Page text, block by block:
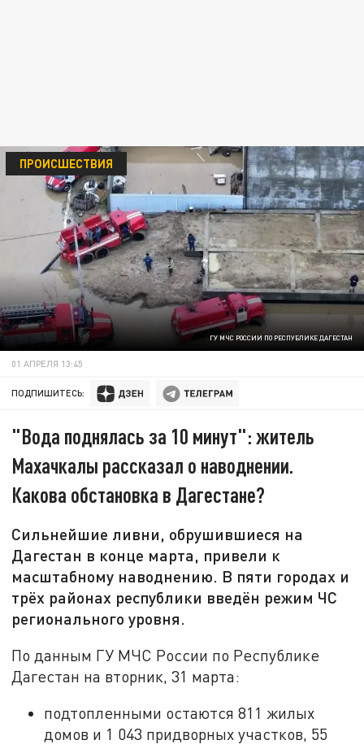
ГУ МЧС РОССИИ ПО РЕСПУБЛИКЕ ДАГЕСТАН
ПРОИСШЕСТВИЯ
01 АПРЕЛЯ 13:45
ПОДПИШИТЕСЬ:
"Вода поднялась за 10 минут": житель
Махачкалы рассказал о наводнении.
Какова обстановка в Дагестане?
Сильнейшие ливни, обрушившиеся на
Дагестан в конце марта, привели к
масштабному наводнению. В пяти городах и
трёх районах республики введён режим ЧС
регионального уровня.
По данным ГУ МЧС России по Республике
Дагестан на вторник, 31 марта:
подтопленными остаются 811 жилых
домов и 1 043 придворных участков, 55